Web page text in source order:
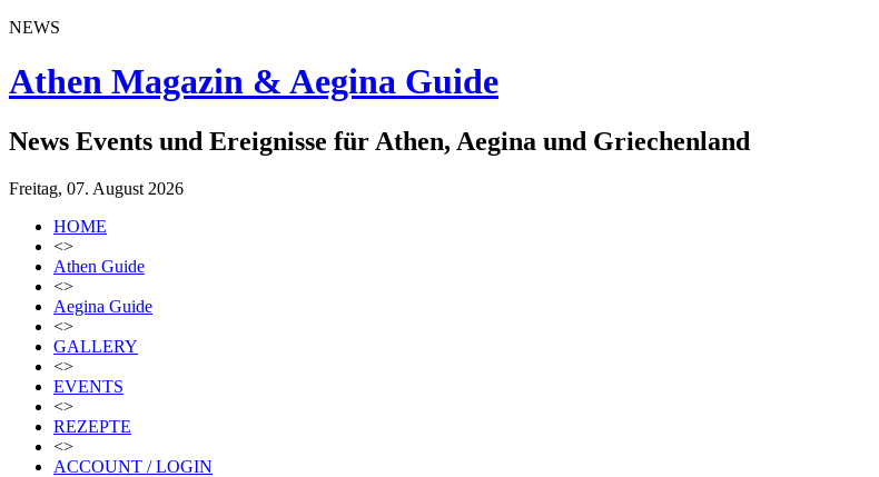
NEWS
Athen Magazin & Aegina Guide
News Events und Ereignisse für Athen, Aegina und Griechenland
Freitag, 07. August 2026
HOME
<>
Athen Guide
<>
Aegina Guide
<>
GALLERY
<>
EVENTS
<>
REZEPTE
<>
ACCOUNT / LOGIN